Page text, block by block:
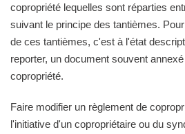
copropriété lequelles sont réparties
suivant le principe des tantièmes.
de ces tantièmes, c'est à l'état
reporter, un document souvent
copropriété.
Faire modifier un règlement de
l'initiative d'un copropriétaire ou du